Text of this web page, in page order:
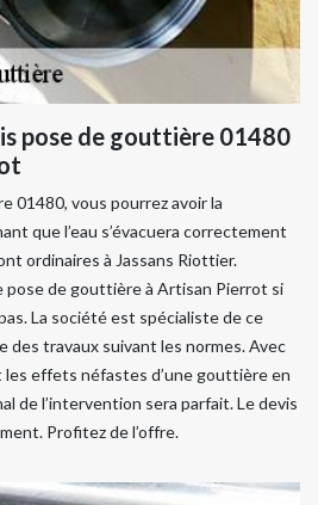
pose de gouttière 01480
01480, vous pourrez avoir la
que l’eau s’évacuera correctement
ordinaires à Jassans Riottier.
pose de gouttière à Artisan Pierrot si
La société est spécialiste de ce
des travaux suivant les normes. Avec
effets néfastes d’une gouttière en
de l’intervention sera parfait. Le devis
Profitez de l’offre.